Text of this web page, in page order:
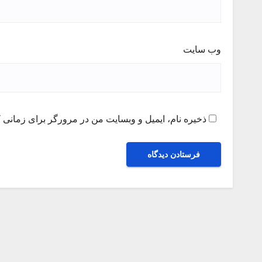
وب‌ سایت
ذخیره نام، ایمیل و وبسایت من در مرورگر برای